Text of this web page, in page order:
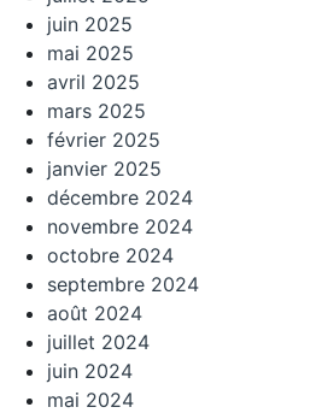
juin 2025
mai 2025
avril 2025
mars 2025
février 2025
janvier 2025
décembre 2024
novembre 2024
octobre 2024
septembre 2024
août 2024
juillet 2024
juin 2024
mai 2024